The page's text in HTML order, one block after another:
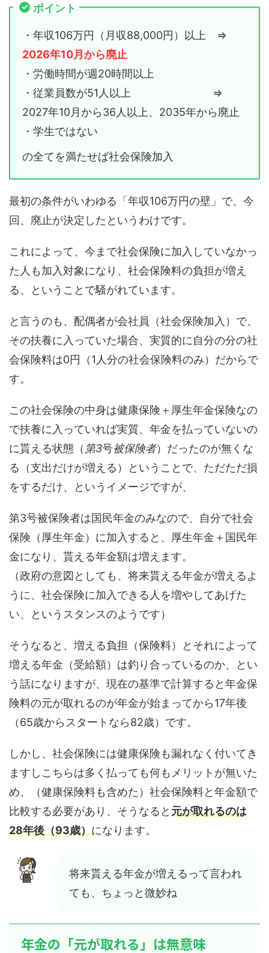
ポイント
・年収106万円（月収88,000円）以上 ⇒
2026年10月から廃止
・労働時間が週20時間以上
・従業員数が51人以上 ⇒
2027年10月から36人以上、2035年から廃止
・学生ではない
の全てを満たせば社会保険加入
最初の条件がいわゆる「年収106万円の壁」で、今
回、廃止が決定したというわけです。
これによって、今まで社会保険に加入していなかっ
た人も加入対象になり、社会保険料の負担が増え
る、ということで騒がれています。
と言うのも、配偶者が会社員（社会保険加入）で、
その扶養に入っていた場合、実質的に自分の分の社
会保険料は0円（1人分の社会保険料のみ）だからで
す。
この社会保険の中身は健康保険＋厚生年金保険なの
で扶養に入っていれば実質、年金を払っていないの
に貰える状態（ 第3号被保険者）だったのが無くな
る（支出だけが増える）ということで、ただただ損
をするだけ、というイメージですが、
第3号被保険者は国民年金のみなので、自分で社会
保険（厚生年金）に加入すると、厚生年金＋国民年
金になり、貰える年金額は増えます。
（政府の意図としても、将来貰える年金が増えるよ
うに、社会保険に加入できる人を増やしてあげた
い、というスタンスのようです）
そうなると、増える負担（保険料）とそれによって
増える年金（受給額）は釣り合っているのか、とい
う話になりますが、現在の基準で計算すると年金保
険料の元が取れるのが年金が始まってから17年後
（65歳からスタートなら82歳）です。
しかし、社会保険には健康保険も漏れなく付いてき
ますしこちらは多く払っても何もメリットが無いた
め、（健康保険料も含めた）社会保険料と年金額で
比較する必要があり、そうなると元が取れるのは
28年後（93歳）になります。
将来貰える年金が増えるって言われ
ても、ちょっと微妙ね
年金の「元が取れる」は無意味